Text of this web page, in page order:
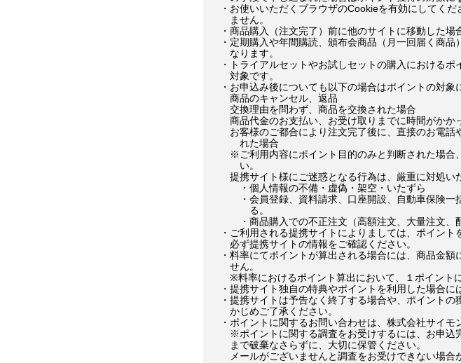
・お使いいただくブラウザのCookieを有効にしてく
ません。
・商品購入（注文完了）前に他のサイトに移動した場
・定期購入や年間購読、頒布会商品（月一回届く商
なります。
・トライアルセットやお試しセットの購入における
対象です。
・お申込み後についても以下の場合はポイントの対
商品のキャンセル、返品
交換理由を問わず、商品を交換された場合
商品代金のお支払い、お受け取りまでに時間がかか
お客様のご都合により注文完了後に、直接のお電
れた場合
※ご利用内容にポイント目的のみと判断された場合
い。
提携サイト様にご迷惑となる行為は、厳重に対処い
・個人情報の不備・虚偽・架空・いたずら
・会員登録、資料請求、口座開設、自動車保険
る。
・商品購入での不正注文（高額注文、大量注文
・ご利用される提携サイトによりましては、ポイン
必ず提携サイトの情報をご確認ください。
・料率にてポイントが算出される場合には、商品金
せん。
※料率におけるポイント算出において、１ポイント
・提携サイト独自の特典やポイントを利用した場合
・提携サイトは予告なく終了する場合や、ポイント
かじめご了承ください。
・ポイントに関するお問い合わせは、株式会社サイモ
※ポイントに関する調査をお受けするには、お申込
まで破棄なさらずに、大切に保管ください。
メールがございませんと調査をお受けできない場合